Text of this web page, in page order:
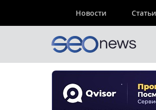
Новости Статьи